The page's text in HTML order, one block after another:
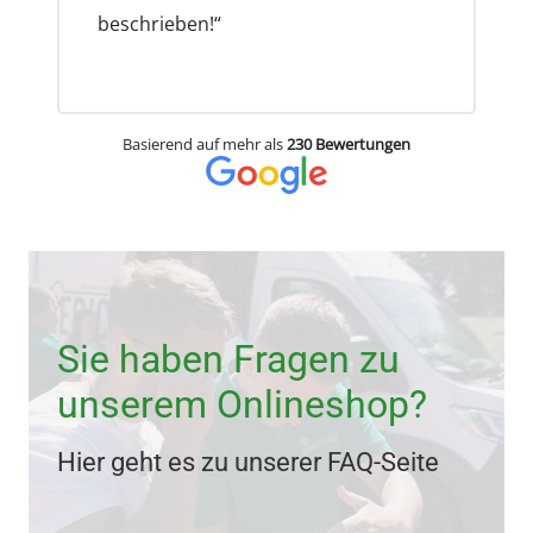
beschrieben!“
Basierend auf mehr als230 Bewertungen
Sie haben Fragen zu
unserem Onlineshop?
Hier geht es zu unserer FAQ-Seite